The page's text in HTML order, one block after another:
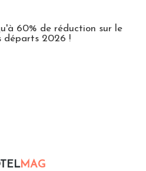
60% de réduction sur le
départs 2026 !
MAG